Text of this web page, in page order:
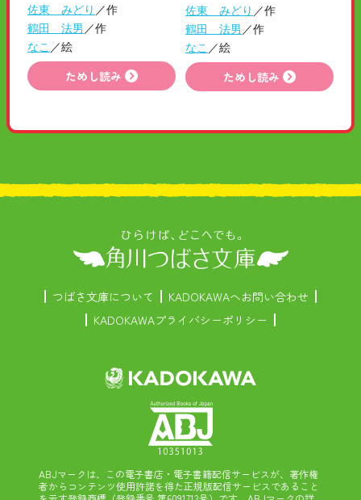
佐東 みどり ／作
鶴田 法男 ／作
なこ ／絵
ためし読み
佐東 みどり ／作
鶴田 法男 ／作
なこ ／絵
ためし読み
つばさ文庫について
KADOKAWAへお問い合わせ
KADOKAWAプライバシーポリシー
ABJマークは、この電子書店・電子書籍配信サービスが、著作権
者からコンテンツ使用許諾を得た正規版配信サービスであること